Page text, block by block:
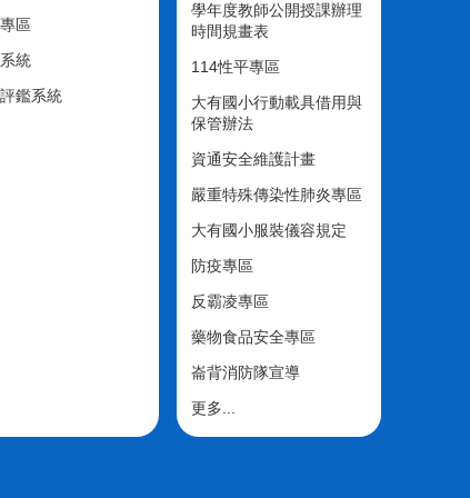
區
統
鑑系統
學年度教師公開授課辦理
時間規畫表
114性平專區
大有國小行動載具借用與
保管辦法
資通安全維護計畫
嚴重特殊傳染性肺炎專區
大有國小服裝儀容規定
防疫專區
反霸凌專區
藥物食品安全專區
崙背消防隊宣導
更多...